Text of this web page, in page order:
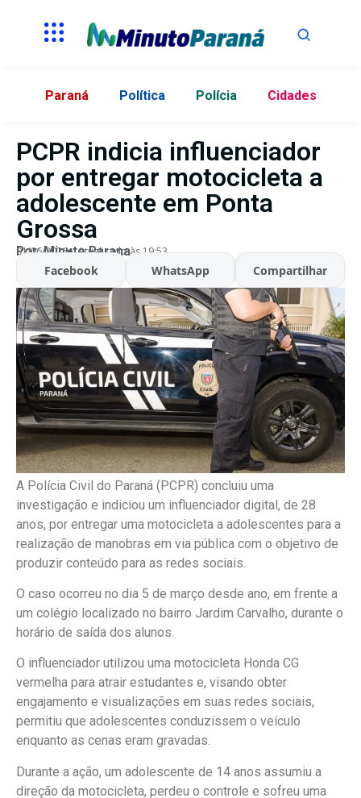
Paraná Política Polícia Cidades
PCPR indicia influenciador
por entregar motocicleta a
adolescente em Ponta
Grossa
Por:Minuto Parana
01/06/2026 Atualizado às 19:53
Facebook WhatsApp Compartilhar
A Polícia Civil do Paraná (PCPR) concluiu uma
investigação e indiciou um influenciador digital, de 28
anos, por entregar uma motocicleta a adolescentes para a
realização de manobras em via pública com o objetivo de
produzir conteúdo para as redes sociais.
O caso ocorreu no dia 5 de março desde ano, em frente a
um colégio localizado no bairro Jardim Carvalho, durante o
horário de saída dos alunos.
O influenciador utilizou uma motocicleta Honda CG
vermelha para atrair estudantes e, visando obter
engajamento e visualizações em suas redes sociais,
permitiu que adolescentes conduzissem o veículo
enquanto as cenas eram gravadas.
Durante a ação, um adolescente de 14 anos assumiu a
direção da motocicleta, perdeu o controle e sofreu uma